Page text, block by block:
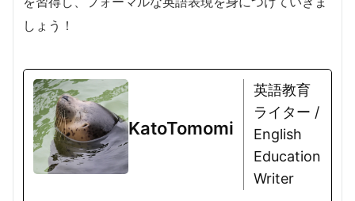
しょう！
KatoTomomi
英語教育
ライター /
English
Education
Writer